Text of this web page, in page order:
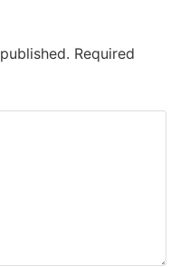
Required